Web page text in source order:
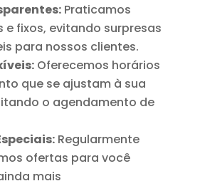
Praticamos
e fixos, evitando surpresas
para nossos clientes.
Oferecemos horários
que se ajustam à sua
o agendamento de
Regularmente
ofertas para você
mais